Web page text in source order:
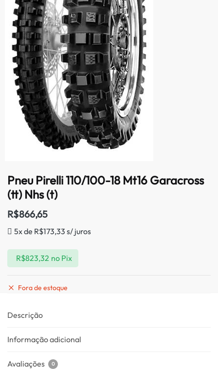
Pneu Pirelli 110/100-18 Mt16 Garacross
(tt) Nhs (t)
R$866,65
5x de R$173,33 s/ juros
R$823,32 no Pix
Fora de estoque
Descrição
Informação adicional
Avaliações 0